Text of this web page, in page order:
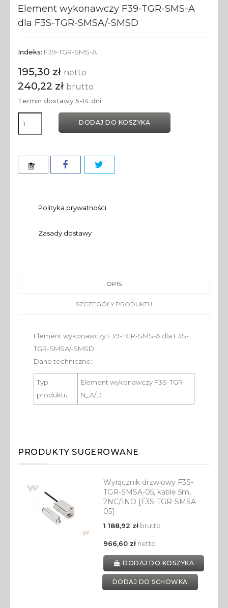
Element wykonawczy F39-TGR-SMS-A
dla F3S-TGR-SMSA/-SMSD
Indeks: F39-TGR-SMS-A
195,30 zł netto
240,22 zł brutto
Termin dostawy 5-14 dni
DODAJ DO KOSZYKA
Polityka prywatności
Zasady dostawy
OPIS
SZCZEGÓŁY PRODUKTU
Element wykonawczy F39-TGR-SMS-A dla F3S-
TGR-SMSA/-SMSD
Dane techniczne:
Typ
produktu
Element wykonawczy F3S-TGR-
N_A/D
PRODUKTY SUGEROWANE
Wyłącznik drzwiowy F3S-
TGR-SMSA-05, kable 5m,
2NC/1NO [F3S-TGR-SMSA-
05]
1 188,92 złbrutto
966,60 złnetto
DODAJ DO KOSZYKA
DODAJ DO SCHOWKA